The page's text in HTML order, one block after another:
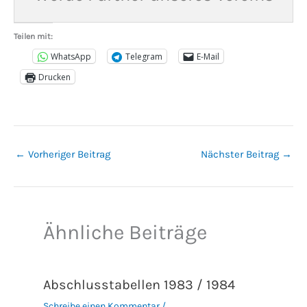
Teilen mit:
WhatsApp Telegram
E-Mail
Drucken
← Vorheriger Beitrag Nächster Beitrag →
Ähnliche Beiträge
Abschlusstabellen 1983 / 1984